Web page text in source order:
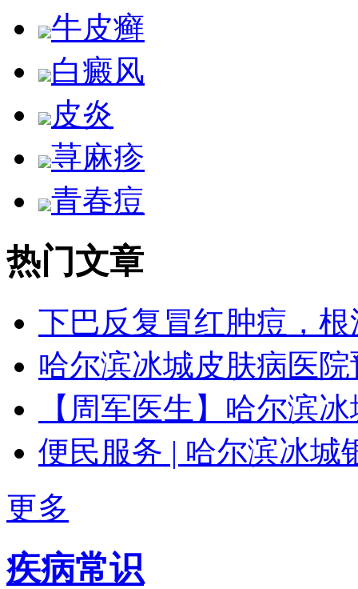
牛皮癣
白癜风
皮炎
荨麻疹
青春痘
热门文章
下巴反复冒红肿痘，
哈尔滨冰城皮肤病医
【周军医生】哈尔滨
便民服务 | 哈尔滨冰城
更多
疾病常识